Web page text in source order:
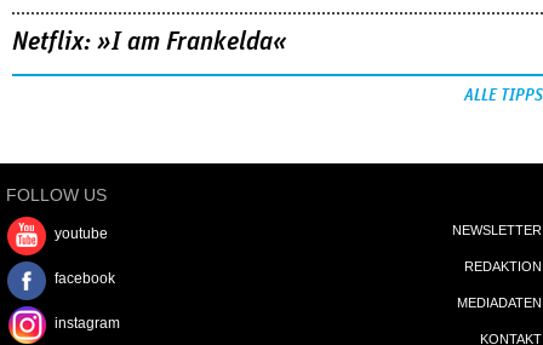
Netflix: »I am Frankelda«
ALLE TIPPS
FOLLOW US
youtube
facebook
instagram
NEWSLETTER
REDAKTION
MEDIADATEN
KONTAKT